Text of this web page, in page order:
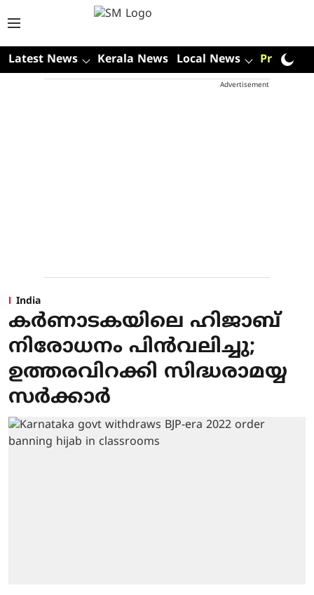
Latest News Kerala News Local News Premium
Advertisement
India
കര്‍ണാടകയിലെ ഹിജാബ്
നിരോധനം പിന്‍വലിച്ചു;
ഉത്തരവിറക്കി സിദ്ധരാമയ്യ
സര്‍ക്കാര്‍